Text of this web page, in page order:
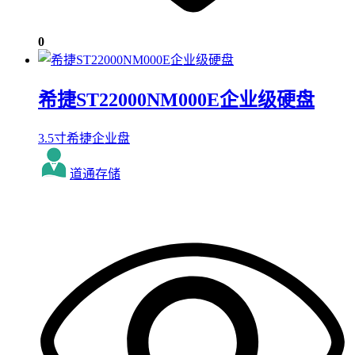
0
希捷ST22000NM000E企业级硬盘
3.5寸希捷企业盘
道通存储